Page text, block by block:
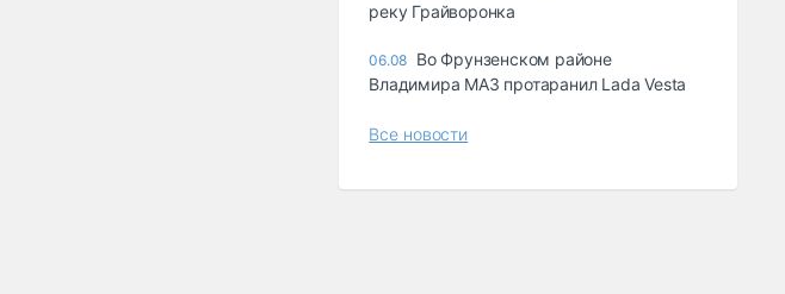
реку Грайворонка
06.08 Во Фрунзенском районе
Владимира МАЗ протаранил Lada Vesta
Все новости